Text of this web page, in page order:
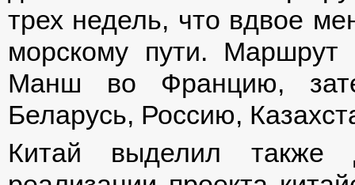
трех недель, что вдвое
морскому пути.
Манш во Францию,
Беларусь, Россию,
Китай выделил также